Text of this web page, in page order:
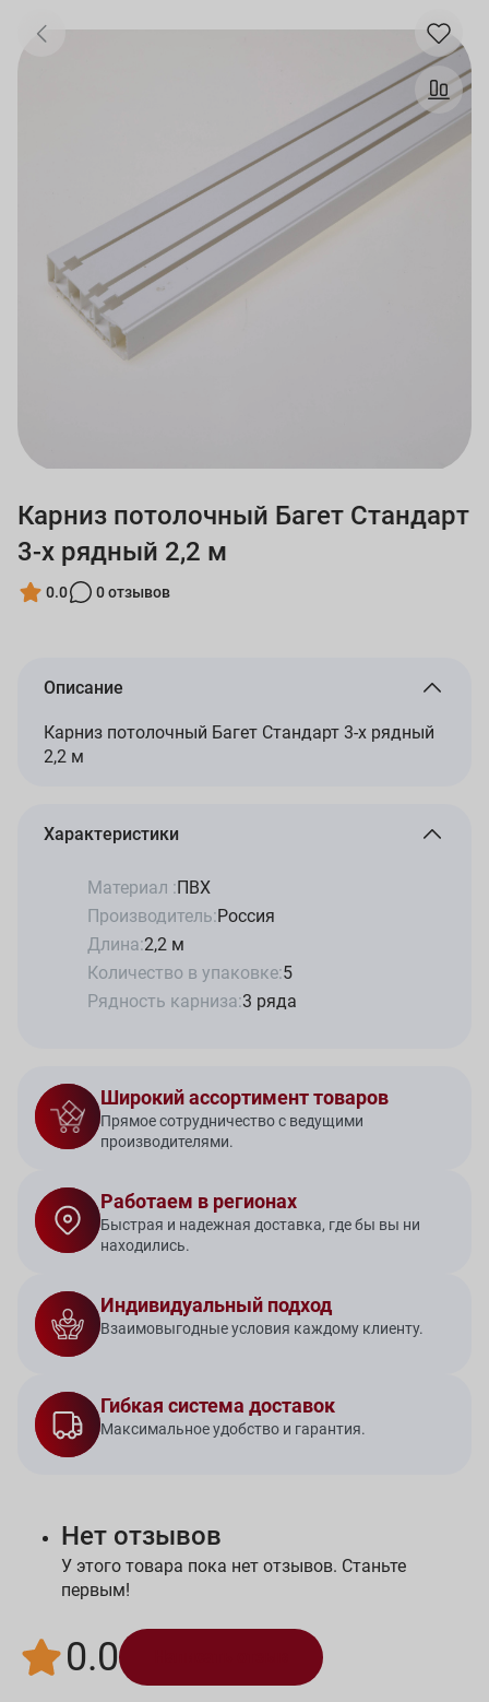
Карниз потолочный Багет Стандарт
3-х рядный 2,2 м
0.0 0 отзывов
Описание
Карниз потолочный Багет Стандарт 3-х рядный
2,2 м
Характеристики
Материал :ПВХ
Производитель:Россия
Длина:2,2 м
Количество в упаковке:5
Рядность карниза:3 ряда
Широкий ассортимент товаров
Прямое сотрудничество с ведущими
производителями.
Работаем в регионах
Быстрая и надежная доставка, где бы вы ни
находились.
Индивидуальный подход
Взаимовыгодные условия каждому клиенту.
Гибкая система доставок
Максимальное удобство и гарантия.
Нет отзывов
У этого товара пока нет отзывов. Станьте
первым!
0.0